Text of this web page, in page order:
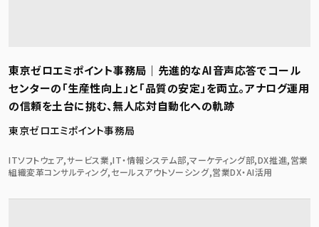
東京ゼロエミポイント事務局｜先進的なAI音声応答でコール
センターの「生産性向上」と「品質の安定」を両立。アナログ運用
の信頼を土台に挑む、無人応対自動化への軌跡
東京ゼロエミポイント事務局
ITソフトウェア,サービス業,IT・情報システム部,マーケティング部,DX推進,営業
組織変革コンサルティング,セールスアウトソーシング,営業DX・AI活用